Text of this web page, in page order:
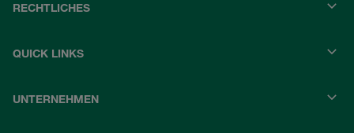
RECHTLICHES
QUICK LINKS
UNTERNEHMEN